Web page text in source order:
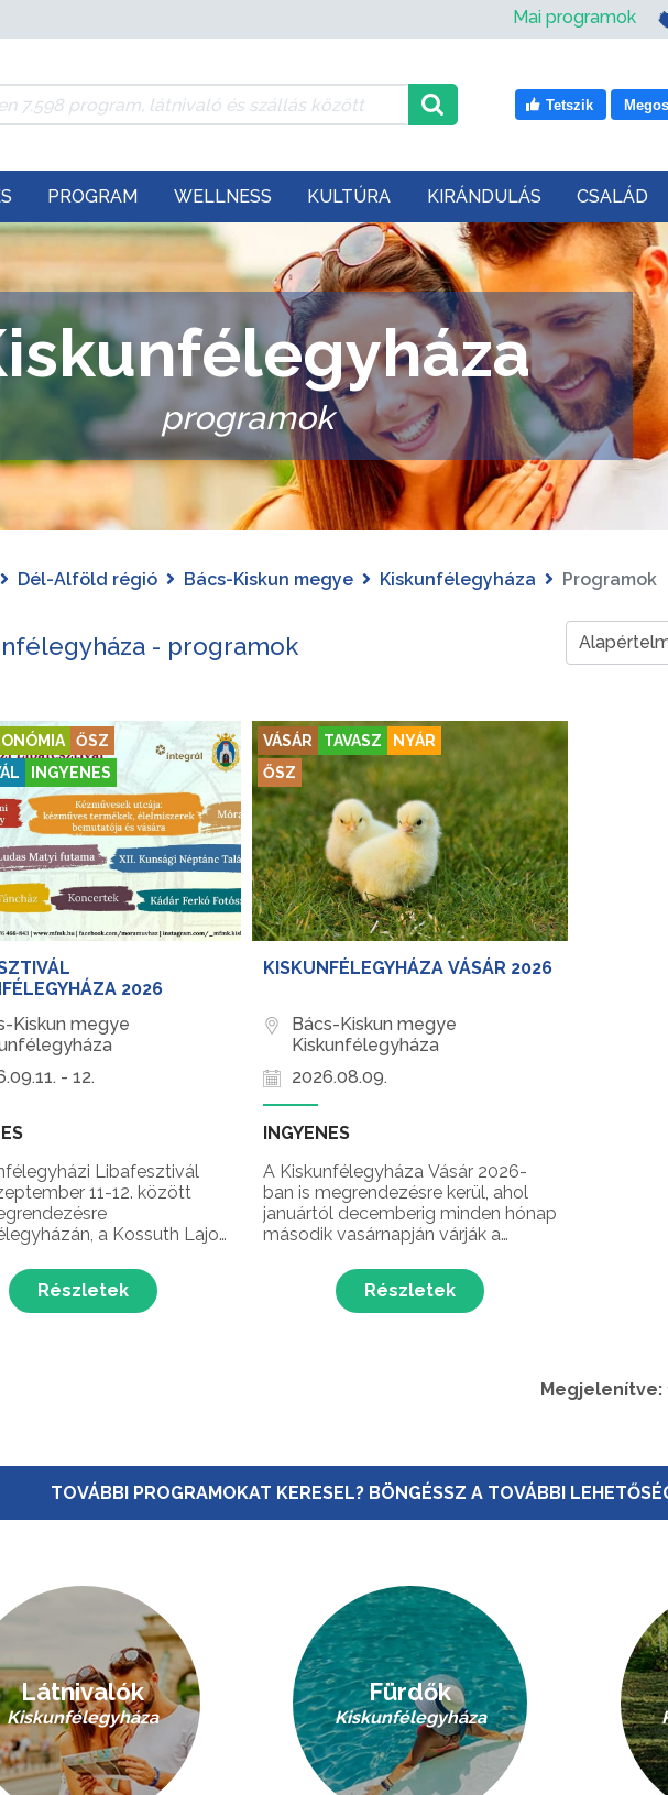
Mai programok
Tetszik
PROGRAM WELLNESS KULTÚRA KIRÁNDULÁS CSALÁD
programok
Dél-Alföld régió Bács-Kiskun megye Kiskunfélegyháza Programok
- programok
ŐSZ
INGYENES
2026
Kiskun megye
- 12.
Libafesztivál
11-12. között
a Kossuth Lajos
a különleges
élmények és egy
fesztiválhangulat várja a
Részletek
VÁSÁR TAVASZ
NYÁR
ŐSZ
KISKUNFÉLEGYHÁZA VÁSÁR 2026
Bács-Kiskun megye
Kiskunfélegyháza
2026.08.09.
INGYENES
A Kiskunfélegyháza Vásár 2026-
ban is megrendezésre kerül, ahol
januártól decemberig minden hónap
második vasárnapján várják a
Vásártéren található Országos
Állat- és Kirakodóvásáron.
Részletek
Megjelenítve:
TOVÁBBI PROGRAMOKAT KERESEL? BÖNGÉSSZ A TOVÁBBI
Látnivalók
Kiskunfélegyháza
Fürdők
Kiskunfélegyháza